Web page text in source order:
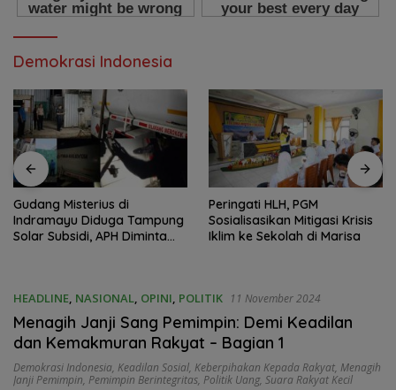
Demokrasi Indonesia
Gudang Misterius di
Indramayu Diduga Tampung
Solar Subsidi, APH Diminta
Peringati HLH, PGM
Sosialisasikan Mitigasi Krisis
Iklim ke Sekolah di Marisa
HEADLINE NASIONAL OPINI POLITIK 11 November 2024
Menagih Janji Sang Pemimpin: Demi Keadilan
dan Kemakmuran Rakyat – Bagian 1
Demokrasi Indonesia, Keadilan Sosial, Keberpihakan Kepada Rakyat, Menagih
Janji Pemimpin, Pemimpin Berintegritas, Politik Uang, Suara Rakyat Kecil